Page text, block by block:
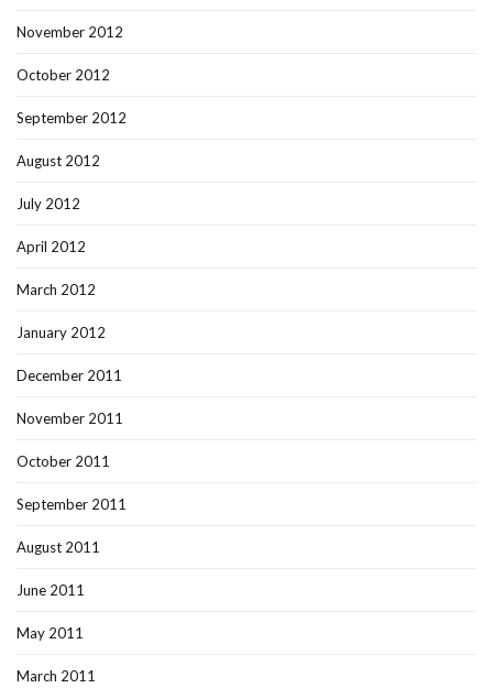
November 2012
October 2012
September 2012
August 2012
July 2012
April 2012
March 2012
January 2012
December 2011
November 2011
October 2011
September 2011
August 2011
June 2011
May 2011
March 2011